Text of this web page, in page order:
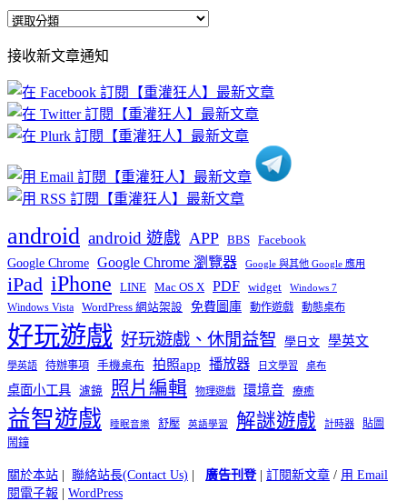
全
文
章
分
類
接收新文章通知
android android 遊戲 APP BBS Facebook
Google Chrome Google Chrome 瀏覽器 Google 與其他 Google 應用
iPad iPhone LINE Mac OS X PDF widget Windows 7
Windows Vista WordPress 網站架設 免費圖庫 動作遊戲 動態桌布
好玩遊戲 好玩遊戲、休閒益智 學日文 學英文
學英語 待辦事項 手機桌布 拍照app 播放器 日文學習 桌布
桌面小工具 濾鏡 照片編輯 物理遊戲 環境音 療癒
益智遊戲 睡眠音樂 舒壓 英語學習 解謎遊戲 計時器
貼圖
鬧鐘
關於本站 | 聯絡站長(Contact Us) | 廣告刊登| 訂閱新文章 / 用 Email
閱電子報 | WordPress